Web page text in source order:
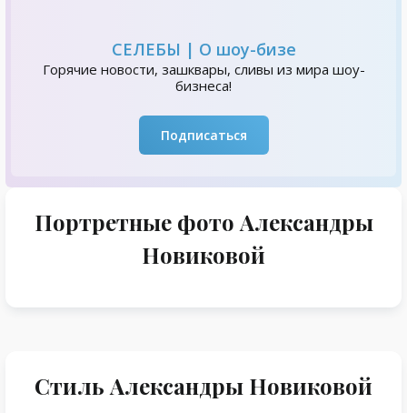
СЕЛЕБЫ | О шоу-бизе
Горячие новости, зашквары, сливы из мира шоу-
бизнеса!
Подписаться
Портретные фото Александры
Новиковой
Стиль Александры Новиковой